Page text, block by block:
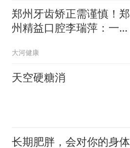
郑州牙齿矫正需谨慎！郑
州精益口腔李瑞萍：一次
大河健康
天空硬糖消
长期肥胖，会对你的身体